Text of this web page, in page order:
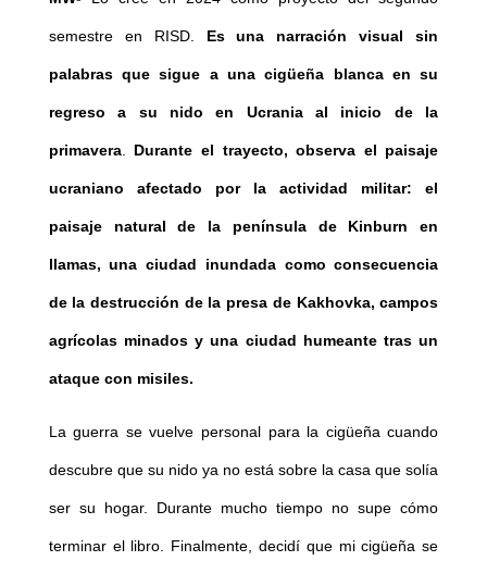
semestre en RISD. Es una narración visual sin
palabras que sigue a una cigüeña blanca en su
regreso a su nido en Ucrania al inicio de la
primavera. Durante el trayecto, observa el paisaje
ucraniano afectado por la actividad militar: el
paisaje natural de la península de Kinburn en
llamas, una ciudad inundada como consecuencia
de la destrucción de la presa de Kakhovka, campos
agrícolas minados y una ciudad humeante tras un
ataque con misiles.
La guerra se vuelve personal para la cigüeña cuando
descubre que su nido ya no está sobre la casa que solía
ser su hogar. Durante mucho tiempo no supe cómo
terminar el libro. Finalmente, decidí que mi cigüeña se